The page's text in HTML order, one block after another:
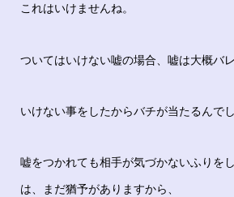
これはいけませんね。
ついてはいけない嘘の場合、嘘は大概バレ
いけない事をしたからバチが当たるんでし
嘘をつかれても相手が気づかないふりを
は、まだ猶予がありますから、